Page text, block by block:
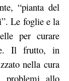
“pianta del
Le foglie e la
per curare
Il frutto, in
nella cura
problemi allo